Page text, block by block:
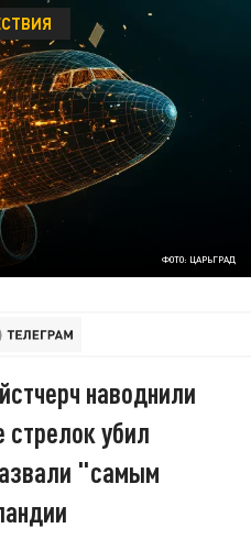
ФОТО: ЦАРЬГРАД
наводнили
убил
"самым